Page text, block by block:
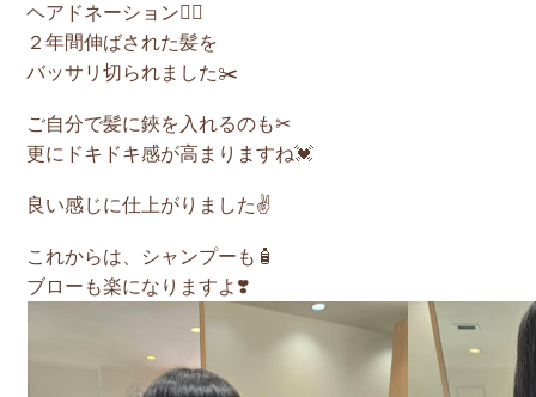
ヘアドネーション💇‍♀️
２年間伸ばされた髪を
バッサリ切られました✂️
ご自分で髪に鋏を入れるのも✂︎
更にドキドキ感が高まりますね💓
良い感じに仕上がりました✌️
これからは、シャンプーも🧴
ブローも楽になりますよ❣️